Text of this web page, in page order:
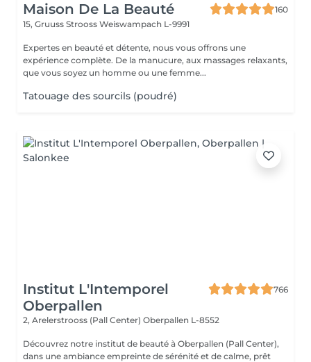
Maison De La Beauté
160
15, Gruuss Strooss Weiswampach L-9991
Expertes en beauté et détente, nous vous offrons une
expérience complète. De la manucure, aux massages relaxants,
que vous soyez un homme ou une femme...
Tatouage des sourcils (poudré)
Institut L'Intemporel
Oberpallen
766
2, Arelerstrooss (Pall Center) Oberpallen L-8552
Découvrez notre institut de beauté à Oberpallen (Pall Center),
dans une ambiance empreinte de sérénité et de calme, prêt